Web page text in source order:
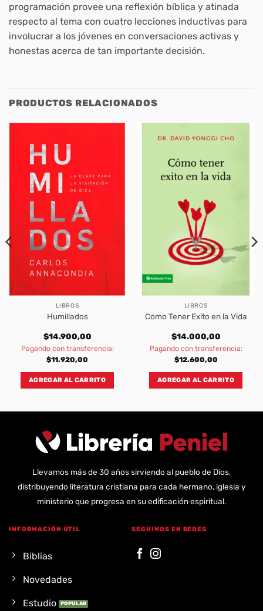
programación provee una reflexión bíblica y atinada
respecto al tema con cuatro lecciones inductivas para
involucrar a los jóvenes en conversaciones activas y
honestas acerca de tan importante decisión.
PRODUCTOS RELACIONADOS
LIBROS
Humillados
$14.900,00
Pagando con transferencia:
$11.920,00
AGREGAR AL CARRITO
LIBROS
Como Tener Exito en la Vida
$14.000,00
Pagando con transferencia:
$12.600,00
AGREGAR AL CARRITO
Llevamos más de 30 años sirviendo al pueblo de Dios,
distribuyendo literatura cristiana para cada hermano, iglesia y
ministerio que progresa en su edificación espiritual.
INFORMACIÓN ÚTIL
Biblias
Novedades
Estudio
SEGUINOS EN REDES